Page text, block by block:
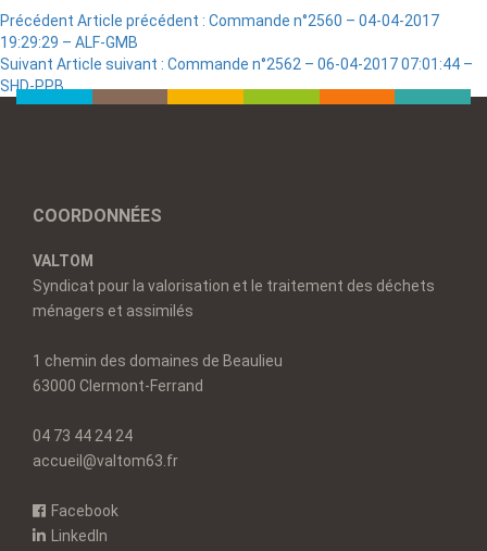
Précédent Article précédent : Commande n°2560 – 04-04-2017
19:29:29 – ALF-GMB
Suivant Article suivant : Commande n°2562 – 06-04-2017 07:01:44 –
SHD-PPB
COORDONNÉES
VALTOM
Syndicat pour la valorisation et le traitement des déchets
ménagers et assimilés
1 chemin des domaines de Beaulieu
63000 Clermont-Ferrand
04 73 44 24 24
accueil@valtom63.fr
Facebook
LinkedIn